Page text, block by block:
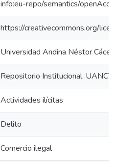
info:eu-repo/semantics/
https://creativecommons.org/
Universidad Andina Néstor
Repositorio Institucional. UANCV
Actividades ilícitas
Delito
Comercio ilegal